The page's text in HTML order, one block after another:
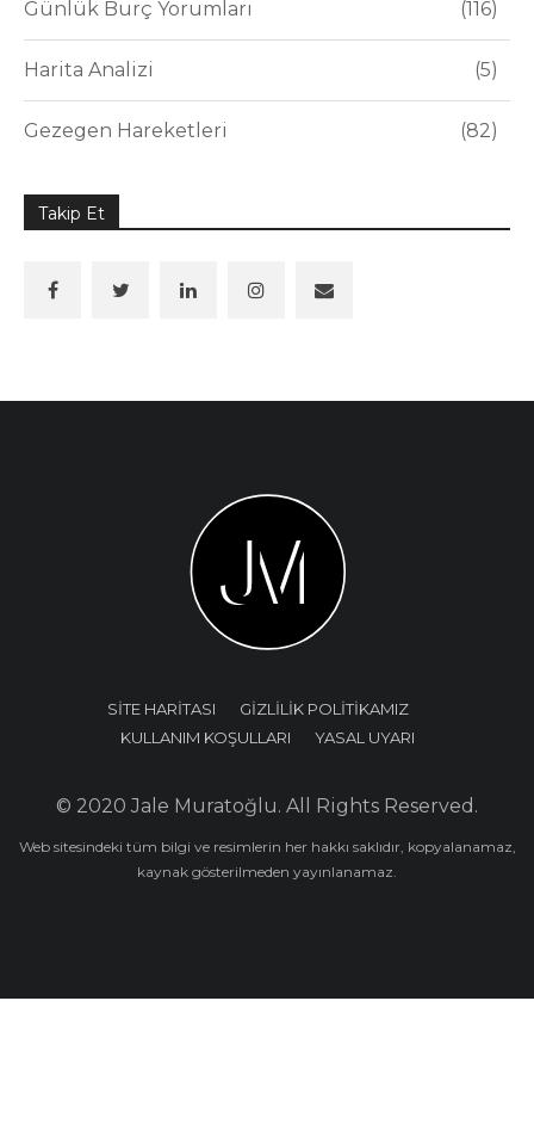
Günlük Burç Yorumları 116
Harita Analizi 5
Gezegen Hareketleri 82
Takip Et
SİTE HARİTASI
GİZLİLİK POLİTİKAMIZ
KULLANIM KOŞULLARI
YASAL UYARI
© 2020 Jale Muratoğlu. All Rights Reserved.
Web sitesindeki tüm bilgi ve resimlerin her hakkı saklıdır, kopyalanamaz,
kaynak gösterilmeden yayınlanamaz.